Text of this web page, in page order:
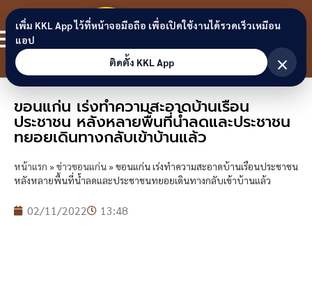
Skip to content
ขอนแก่น
ลิงก์
ขอนแก่น เร่งทำความสะอาดบ้านเรือน
ประชาชน หลังหลายพื้นที่น้ำลดและประชาชน
ทยอยเดินทางกลับเข้าบ้านแล้ว
หน้าแรก »ข่าวขอนแก่น»ขอนแก่น เร่งทำความสะอาดบ้านเรือนประชาชน
หลังหลายพื้นที่น้ำลดและประชาชนทยอยเดินทางกลับเข้าบ้านแล้ว
02/11/2022 13:48
เพิ่ม KKL App ไว้ที่หน้าจอมือถือ เพื่อเปิดใช้งานได้รวดเร็วเหมือน
แอป
ติดตั้ง KKL App
×